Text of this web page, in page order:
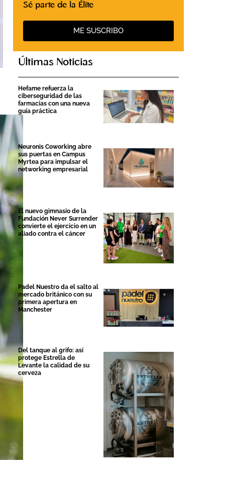
Sé parte de la Élite
ME SUSCRIBO
Últimas Noticias
Hefame refuerza la
ciberseguridad de las
farmacias con una nueva
guía práctica
Neuronis Coworking abre
sus puertas en Campus
Myrtea para impulsar el
networking empresarial
El nuevo gimnasio de la
Fundación Never Surrender
convierte el ejercicio en un
aliado contra el cáncer
Padel Nuestro da el salto al
mercado británico con su
primera apertura en
Manchester
Del tanque al grifo: así
protege Estrella de
Levante la calidad de su
cerveza